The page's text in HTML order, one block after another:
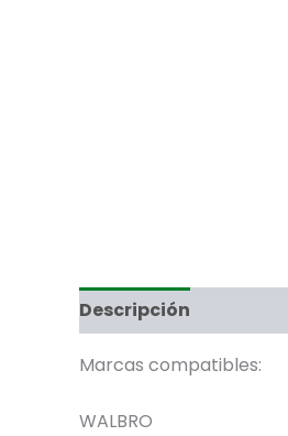
Descripción
Marcas compatibles:
WALBRO